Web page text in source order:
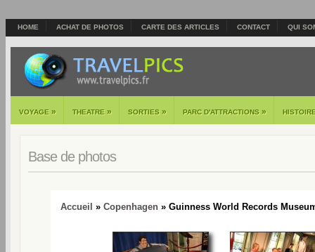
HOME ACHAT DE PHOTOS CARTE DES ARTICLES CONTACT QUI
VOYAGE » THEATRE » SORTIES » PARC D'ATTRACTIONS »
Base de photos
Accueil » Copenhagen » Guinness World Records